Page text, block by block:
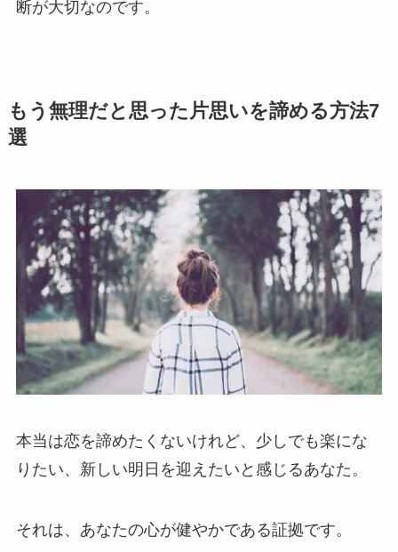
断が大切なのです。
もう無理だと思った片思いを諦める方法7
選
本当は恋を諦めたくないけれど、少しでも楽にな
りたい、新しい明日を迎えたいと感じるあなた。
それは、あなたの心が健やかである証拠です。